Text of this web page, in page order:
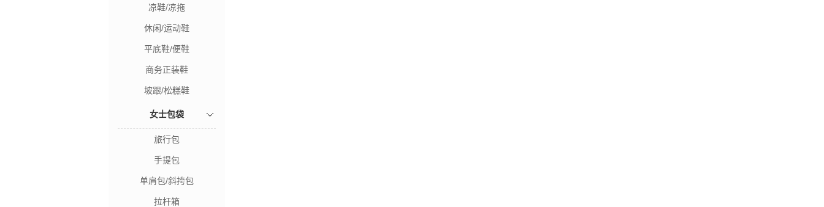
凉鞋/凉拖
休闲/运动鞋
平底鞋/便鞋
商务正装鞋
坡跟/松糕鞋
女士包袋
旅行包
手提包
单肩包/斜挎包
拉杆箱